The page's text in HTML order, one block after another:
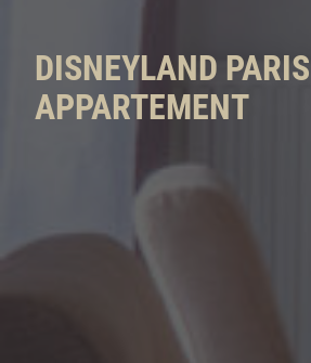
DISNEYLAND PARIS
APPARTEMENT